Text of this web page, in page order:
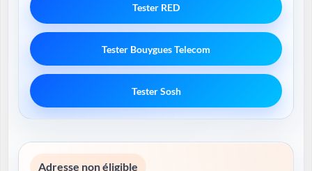
Tester RED
Tester Bouygues Telecom
Tester Sosh
Adresse non éligible